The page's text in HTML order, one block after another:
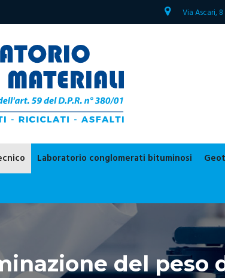
Via Ascari,
Laboratorio conglomerati bituminosi
del peso